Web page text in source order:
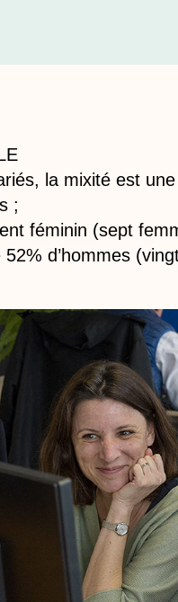
la mixité est
;
féminin (sept
d’hommes